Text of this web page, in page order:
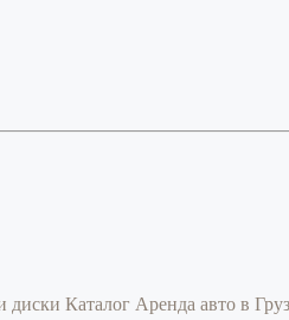
диски Каталог Аренда авто в